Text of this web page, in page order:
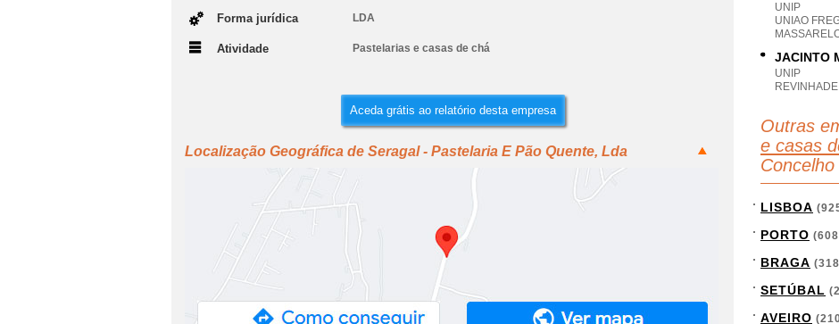
Forma jurídica LDA
Atividade Pastelarias e casas de chá
Aceda grátis ao relatório desta empresa
Localização Geográfica de Seragal - Pastelaria E Pão Quente, Lda
UNIP
UNIAO
JACINTO
UNIP
Outras
e casas
Concelho
LISBOA
PORTO
BRAGA
SETÚBAL
AVEIRO